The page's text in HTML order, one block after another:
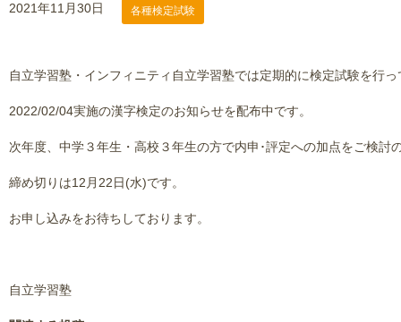
2021年11月30日 各種検定試験
自立学習塾・インフィニティ自立学習塾では定期的に検定試験を行
2022/02/04実施の漢字検定のお知らせを配布中です。
次年度、中学３年生・高校３年生の方で内申･評定への加点をご検討
締め切りは12月22日(水)です。
お申し込みをお待ちしております。
自立学習塾